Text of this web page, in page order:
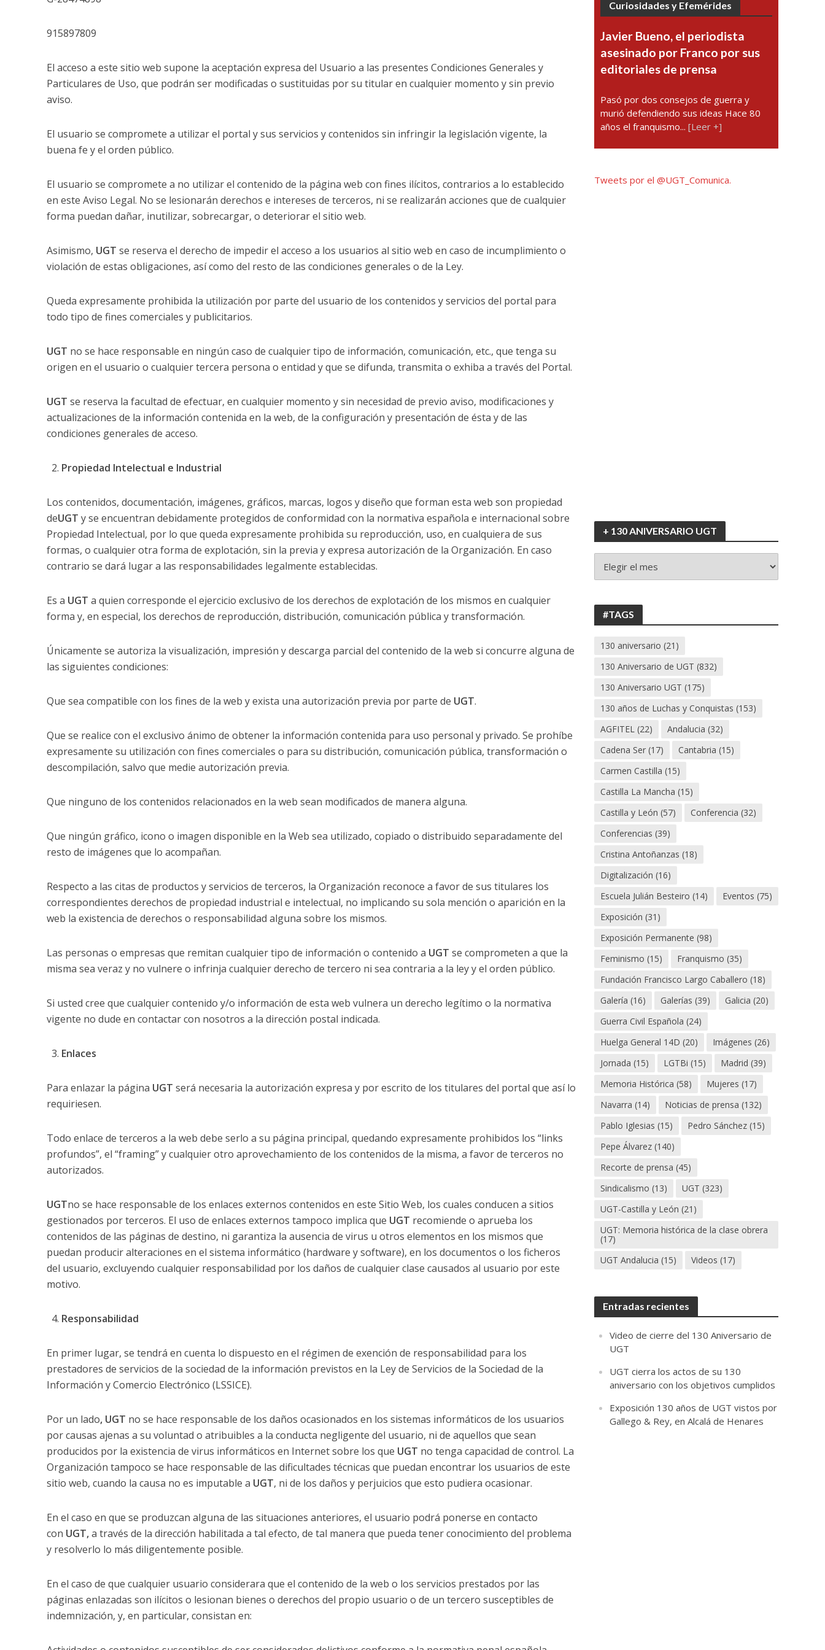
915897809
El acceso a este sitio web supone la aceptación expresa del Usuario a las presentes Condiciones Generales y
Particulares de Uso, que podrán ser modificadas o sustituidas por su titular en cualquier momento y sin previo
aviso.
El usuario se compromete a utilizar el portal y sus servicios y contenidos sin infringir la legislación vigente, la
buena fe y el orden público.
El usuario se compromete a no utilizar el contenido de la página web con fines ilícitos, contrarios a lo establecido
en este Aviso Legal. No se lesionarán derechos e intereses de terceros, ni se realizarán acciones que de cualquier
forma puedan dañar, inutilizar, sobrecargar, o deteriorar el sitio web.
Asimismo, UGT se reserva el derecho de impedir el acceso a los usuarios al sitio web en caso de incumplimiento o
violación de estas obligaciones, así como del resto de las condiciones generales o de la Ley.
Queda expresamente prohibida la utilización por parte del usuario de los contenidos y servicios del portal para
todo tipo de fines comerciales y publicitarios.
UGT no se hace responsable en ningún caso de cualquier tipo de información, comunicación, etc., que tenga su
origen en el usuario o cualquier tercera persona o entidad y que se difunda, transmita o exhiba a través del Portal.
UGT se reserva la facultad de efectuar, en cualquier momento y sin necesidad de previo aviso, modificaciones y
actualizaciones de la información contenida en la web, de la configuración y presentación de ésta y de las
condiciones generales de acceso.
Propiedad Intelectual e Industrial
Los contenidos, documentación, imágenes, gráficos, marcas, logos y diseño que forman esta web son propiedad
deUGT y se encuentran debidamente protegidos de conformidad con la normativa española e internacional sobre
Propiedad Intelectual, por lo que queda expresamente prohibida su reproducción, uso, en cualquiera de sus
formas, o cualquier otra forma de explotación, sin la previa y expresa autorización de la Organización. En caso
contrario se dará lugar a las responsabilidades legalmente establecidas.
Es a UGT a quien corresponde el ejercicio exclusivo de los derechos de explotación de los mismos en cualquier
forma y, en especial, los derechos de reproducción, distribución, comunicación pública y transformación.
Únicamente se autoriza la visualización, impresión y descarga parcial del contenido de la web si concurre alguna de
las siguientes condiciones:
Que sea compatible con los fines de la web y exista una autorización previa por parte de UGT.
Que se realice con el exclusivo ánimo de obtener la información contenida para uso personal y privado. Se prohíbe
expresamente su utilización con fines comerciales o para su distribución, comunicación pública, transformación o
descompilación, salvo que medie autorización previa.
Que ninguno de los contenidos relacionados en la web sean modificados de manera alguna.
Que ningún gráfico, icono o imagen disponible en la Web sea utilizado, copiado o distribuido separadamente del
resto de imágenes que lo acompañan.
Respecto a las citas de productos y servicios de terceros, la Organización reconoce a favor de sus titulares los
correspondientes derechos de propiedad industrial e intelectual, no implicando su sola mención o aparición en la
web la existencia de derechos o responsabilidad alguna sobre los mismos.
Las personas o empresas que remitan cualquier tipo de información o contenido a UGT se comprometen a que la
misma sea veraz y no vulnere o infrinja cualquier derecho de tercero ni sea contraria a la ley y el orden público.
Si usted cree que cualquier contenido y/o información de esta web vulnera un derecho legítimo o la normativa
vigente no dude en contactar con nosotros a la dirección postal indicada.
Enlaces
Para enlazar la página UGT será necesaria la autorización expresa y por escrito de los titulares del portal que así lo
requiriesen.
Todo enlace de terceros a la web debe serlo a su página principal, quedando expresamente prohibidos los “links
profundos”, el “framing” y cualquier otro aprovechamiento de los contenidos de la misma, a favor de terceros no
autorizados.
UGTno se hace responsable de los enlaces externos contenidos en este Sitio Web, los cuales conducen a sitios
gestionados por terceros. El uso de enlaces externos tampoco implica que UGT recomiende o aprueba los
contenidos de las páginas de destino, ni garantiza la ausencia de virus u otros elementos en los mismos que
puedan producir alteraciones en el sistema informático (hardware y software), en los documentos o los ficheros
del usuario, excluyendo cualquier responsabilidad por los daños de cualquier clase causados al usuario por este
motivo.
Responsabilidad
En primer lugar, se tendrá en cuenta lo dispuesto en el régimen de exención de responsabilidad para los
prestadores de servicios de la sociedad de la información previstos en la Ley de Servicios de la Sociedad de la
Información y Comercio Electrónico (LSSICE).
Por un lado, UGT no se hace responsable de los daños ocasionados en los sistemas informáticos de los usuarios
por causas ajenas a su voluntad o atribuibles a la conducta negligente del usuario, ni de aquellos que sean
producidos por la existencia de virus informáticos en Internet sobre los que UGT no tenga capacidad de control. La
Organización tampoco se hace responsable de las dificultades técnicas que puedan encontrar los usuarios de este
sitio web, cuando la causa no es imputable a UGT, ni de los daños y perjuicios que esto pudiera ocasionar.
En el caso en que se produzcan alguna de las situaciones anteriores, el usuario podrá ponerse en contacto
con UGT,a través de la dirección habilitada a tal efecto, de tal manera que pueda tener conocimiento del problema
y resolverlo lo más diligentemente posible.
En el caso de que cualquier usuario considerara que el contenido de la web o los servicios prestados por las
páginas enlazadas son ilícitos o lesionan bienes o derechos del propio usuario o de un tercero susceptibles de
indemnización, y, en particular, consistan en:
Curiosidades y Efemérides
Javier Bueno, el periodista
asesinado por Franco por sus
editoriales de prensa
Pasó por dos consejos de guerra y
murió defendiendo sus ideas Hace 80
años el franquismo...[Leer +]
Tweets por el @UGT_Comunica.
+ 130 ANIVERSARIO UGT
130
#TAGS
130 aniversario (21)
130 Aniversario de UGT (832)
130 Aniversario UGT (175)
130 años de Luchas y Conquistas (153)
AGFITEL (22) Andalucia (32)
Cadena Ser (17) Cantabria (15)
Carmen Castilla (15)
Castilla La Mancha (15)
Castilla y León (57) Conferencia (32)
Conferencias (39)
Cristina Antoñanzas (18)
Digitalización (16)
Escuela Julián Besteiro (14) Eventos (75)
Exposición (31)
Exposición Permanente (98)
Feminismo (15) Franquismo (35)
Fundación Francisco Largo Caballero (18)
Galería (16) Galerías (39) Galicia (20)
Guerra Civil Española (24)
Huelga General 14D (20) Imágenes (26)
Jornada (15) LGTBi (15) Madrid (39)
Memoria Histórica (58) Mujeres (17)
Navarra (14) Noticias de prensa (132)
Pablo Iglesias (15) Pedro Sánchez (15)
Pepe Álvarez (140)
Recorte de prensa (45)
Sindicalismo (13) UGT (323)
UGT-Castilla y León (21)
UGT: Memoria histórica de la clase obrera
(17)
UGT Andalucia (15) Videos (17)
Entradas recientes
Video de cierre del 130 Aniversario de
UGT
UGT cierra los actos de su 130
aniversario con los objetivos cumplidos
Exposición 130 años de UGT vistos por
Gallego & Rey, en Alcalá de Henares